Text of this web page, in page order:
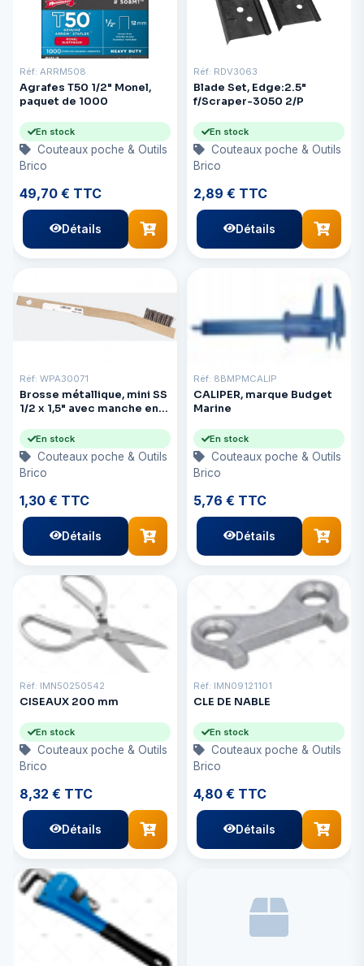
Réf: ARRM508
Agrafes T50 1/2" Monel,
paquet de 1000
En stock
Couteaux poche & Outils
Brico
49,70 € TTC
Détails
Réf: RDV3063
Blade Set, Edge:2.5"
f/Scraper-3050 2/P
En stock
Couteaux poche & Outils
Brico
2,89 € TTC
Détails
Réf: WPA30071
Brosse métallique, mini SS
1/2 x 1,5" avec manche en
En stock
Couteaux poche & Outils
Brico
1,30 € TTC
Détails
Réf: 8BMPMCALIP
CALIPER, marque Budget
Marine
En stock
Couteaux poche & Outils
Brico
5,76 € TTC
Détails
Réf: IMN50250542
CISEAUX 200 mm
En stock
Couteaux poche & Outils
Brico
8,32 € TTC
Détails
Réf: IMN09121101
CLE DE NABLE
En stock
Couteaux poche & Outils
Brico
4,80 € TTC
Détails